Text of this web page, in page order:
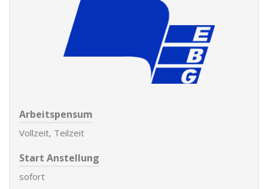
Arbeitspensum
Vollzeit, Teilzeit
Start Anstellung
sofort